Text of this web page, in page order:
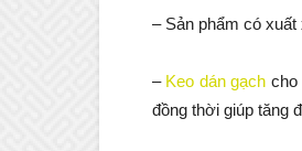
– Sản phẩm có
– Keo dán gạch cho
đồng thời giúp tăng